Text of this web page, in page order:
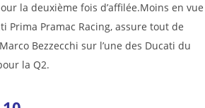
la deuxième fois d’affilée.Moins en vue
Prima Pramac Racing, assure tout de
Bezzecchi sur l’une des Ducati du
la Q2.